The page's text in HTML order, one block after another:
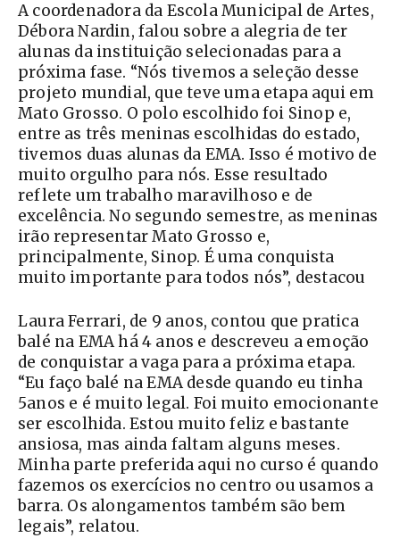
A coordenadora da Escola Municipal de Artes,
Débora Nardin, falou sobre a alegria de ter
alunas da instituição selecionadas para a
próxima fase. “Nós tivemos a seleção desse
projeto mundial, que teve uma etapa aqui em
Mato Grosso. O polo escolhido foi Sinop e,
entre as três meninas escolhidas do estado,
tivemos duas alunas da EMA. Isso é motivo de
muito orgulho para nós. Esse resultado
reflete um trabalho maravilhoso e de
excelência. No segundo semestre, as meninas
irão representar Mato Grosso e,
principalmente, Sinop. É uma conquista
muito importante para todos nós”, destacou
Laura Ferrari, de 9 anos, contou que pratica
balé na EMA há 4 anos e descreveu a emoção
de conquistar a vaga para a próxima etapa.
“Eu faço balé na EMA desde quando eu tinha
5anos e é muito legal. Foi muito emocionante
ser escolhida. Estou muito feliz e bastante
ansiosa, mas ainda faltam alguns meses.
Minha parte preferida aqui no curso é quando
fazemos os exercícios no centro ou usamos a
barra. Os alongamentos também são bem
legais”, relatou.